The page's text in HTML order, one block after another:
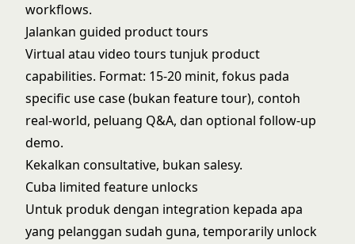
workflows.
Jalankan guided product tours
Virtual atau video tours tunjuk product
capabilities. Format: 15-20 minit, fokus pada
specific use case (bukan feature tour), contoh
real-world, peluang Q&A, dan optional follow-up
demo.
Kekalkan consultative, bukan salesy.
Cuba limited feature unlocks
Untuk produk dengan integration kepada apa
yang pelanggan sudah guna, temporarily unlock